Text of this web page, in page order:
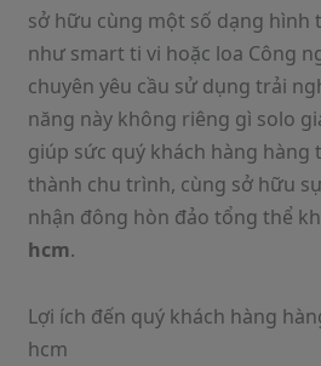
sở hữu cùng một số dạng hình
như smart ti vi hoặc loa Công
chuyên yêu cầu sử dụng trải
năng này không riêng gì solo
giúp sức quý khách hàng hàng
thành chu trình, cùng sở hữu
nhận đông hòn đảo tổng thể
hcm.
Lợi ích đến quý khách hàng
hcm